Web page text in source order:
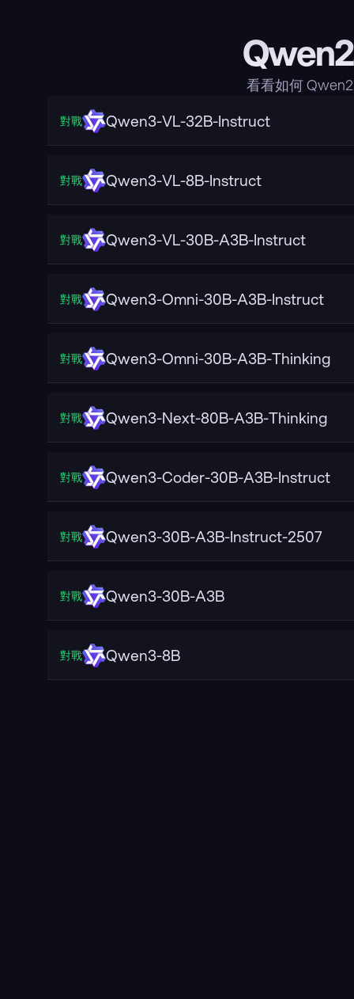
看看如何
對戰 Qwen3-VL-32B-Instruct
對戰 Qwen3-VL-8B-Instruct
對戰 Qwen3-VL-30B-A3B-Instruct
對戰 Qwen3-Omni-30B-A3B-Instruct
對戰 Qwen3-Omni-30B-A3B-Thinking
對戰 Qwen3-Next-80B-A3B-Thinking
對戰 Qwen3-Coder-30B-A3B-Instruct
對戰 Qwen3-30B-A3B-Instruct-2507
對戰 Qwen3-30B-A3B
對戰 Qwen3-8B